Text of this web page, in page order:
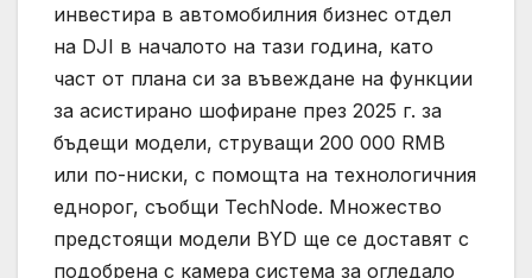
инвестира в автомобилния бизнес отдел
на DJI в началото на тази година, като
част от плана си за въвеждане на функции
за асистирано шофиране през 2025 г. за
бъдещи модели, струващи 200 000 RMB
или по-ниски, с помощта на технологичния
еднорог, съобщи TechNode. Множество
предстоящи модели BYD ще се доставят с
подобрена с камера система за огледало